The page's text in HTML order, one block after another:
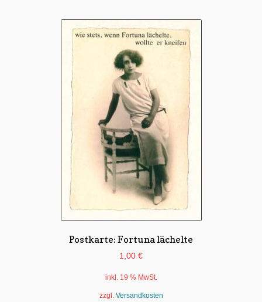
Postkarte: Fortuna lächelte
1,00 €
inkl. 19 % MwSt.
zzgl. Versandkosten